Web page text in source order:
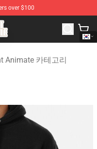
over $100
Invent Animate
Animate 카테고리